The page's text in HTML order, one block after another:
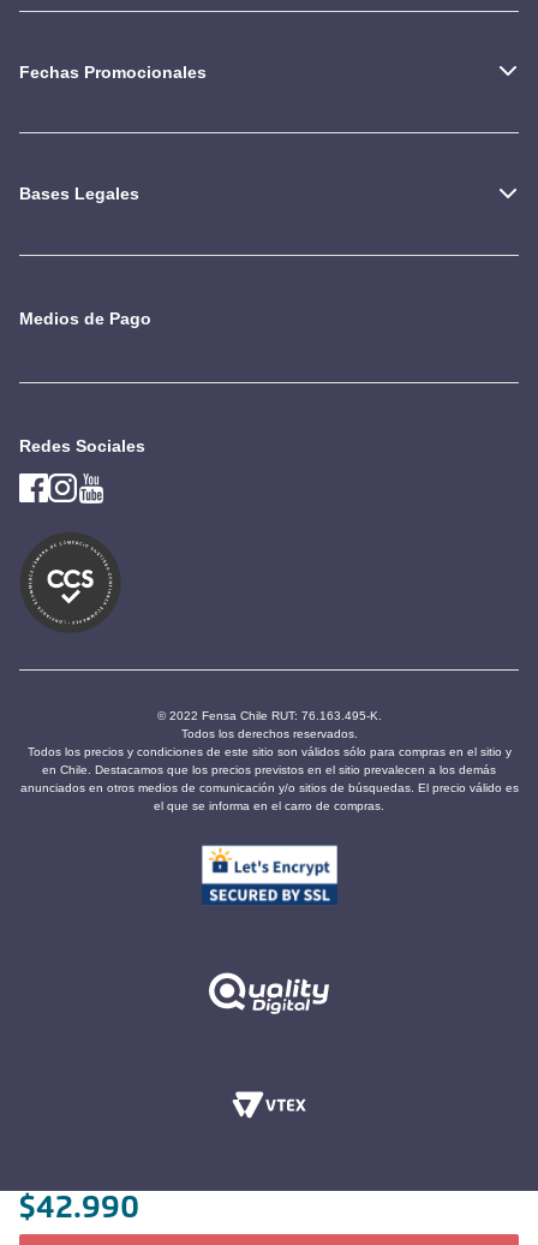
$42.990
Fechas Promocionales
Bases Legales
Medios de Pago
Redes Sociales
© 2022 Fensa Chile RUT: 76.163.495-K.
Todos los derechos reservados.
Todos los precios y condiciones de este sitio son válidos sólo para compras en el sitio y
en Chile. Destacamos que los precios previstos en el sitio prevalecen a los demás
anunciados en otros medios de comunicación y/o sitios de búsquedas. El precio válido es
el que se informa en el carro de compras.